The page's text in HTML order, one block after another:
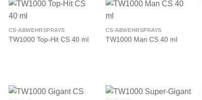
CS-ABWEHRSPRAYS
TW1000 Top-Hit CS 40 ml
CS-ABWEHRSPRAYS
TW1000 Man CS 40 ml